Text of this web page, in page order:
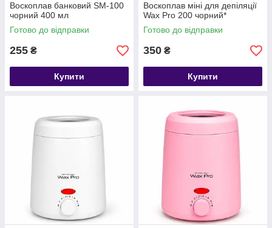
Воскоплав банковий SM-100
чорний 400 мл
Готово до відправки
255 ₴
Купити
Воскоплав міні для депіляції
Wax Pro 200 чорний*
Готово до відправки
350 ₴
Купити